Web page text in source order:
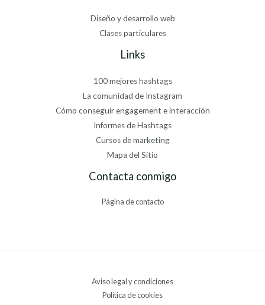
Diseño y desarrollo web
Clases particulares
Links
100 mejores hashtags
La comunidad de Instagram
Cómo conseguir engagement e interacción
Informes de Hashtags
Cursos de marketing
Mapa del Sitio
Contacta conmigo
Página de contacto
Aviso legal y condiciones
Política de cookies